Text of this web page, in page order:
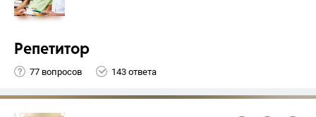
Репетитор
77 вопросов 143 ответа